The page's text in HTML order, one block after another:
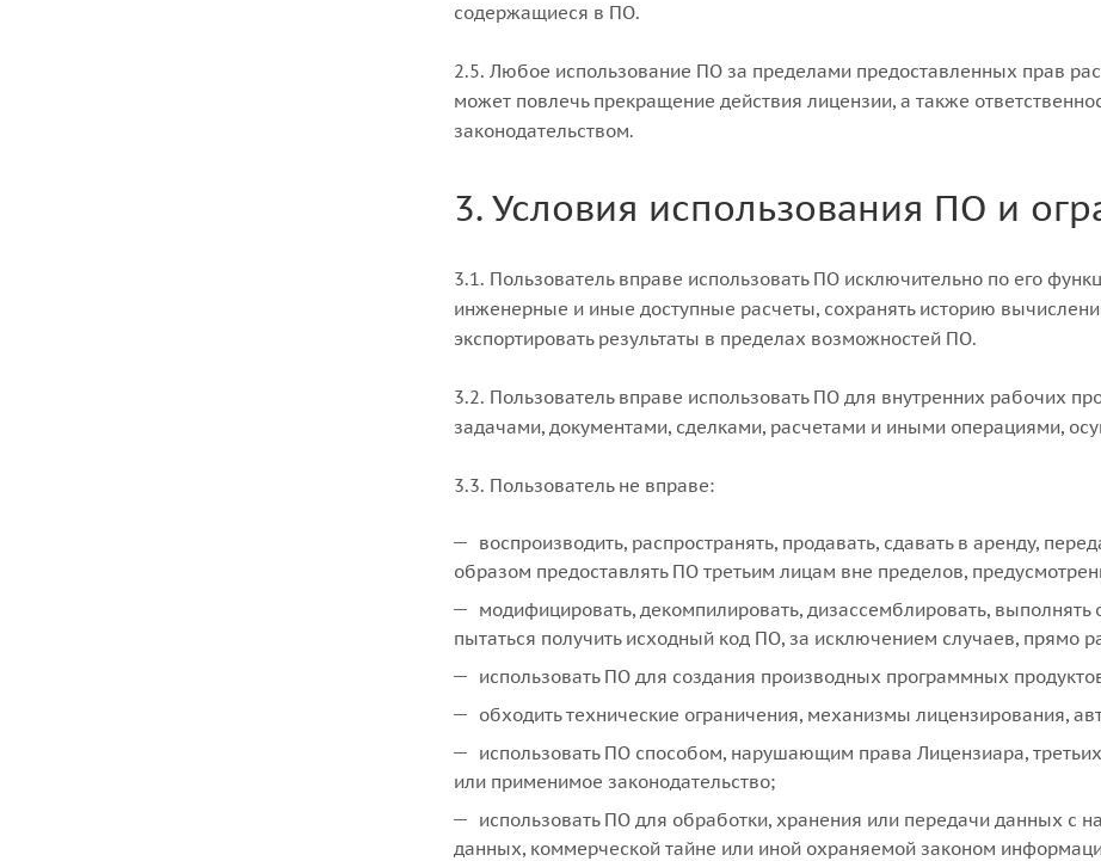
содержащиеся в ПО.
2.5. Любое использование ПО за пределами предоставленных прав
может повлечь прекращение действия лицензии, а также
законодательством.
3. Условия использования ПО и
3.1. Пользователь вправе использовать ПО исключительно по его
инженерные и иные доступные расчеты, сохранять историю
экспортировать результаты в пределах возможностей ПО.
3.2. Пользователь вправе использовать ПО для внутренних рабочих
задачами, документами, сделками, расчетами и иными операциями,
3.3. Пользователь не вправе:
воспроизводить, распространять, продавать, сдавать в аренду,
образом предоставлять ПО третьим лицам вне пределов,
модифицировать, декомпилировать, дизассемблировать,
пытаться получить исходный код ПО, за исключением случаев, прямо
использовать ПО для создания производных программных
обходить технические ограничения, механизмы лицензирования,
использовать ПО способом, нарушающим права Лицензиара,
или применимое законодательство;
использовать ПО для обработки, хранения или передачи данных с
данных, коммерческой тайне или иной охраняемой законом